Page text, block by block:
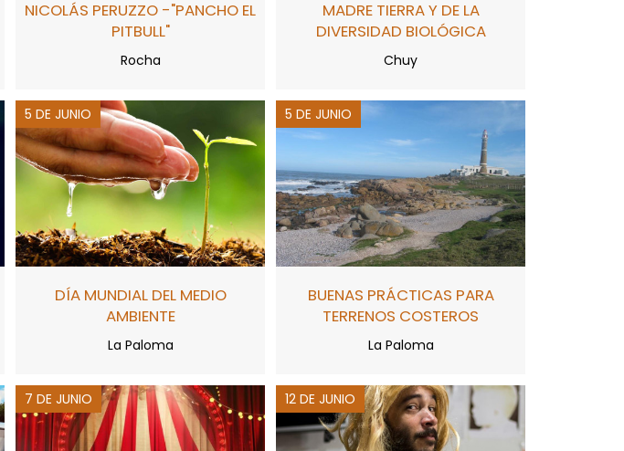
NICOLÁS PERUZZO -"PANCHO EL
PITBULL"
Rocha
MADRE TIERRA Y DE LA
DIVERSIDAD BIOLÓGICA
Chuy
5 DE JUNIO
DÍA MUNDIAL DEL MEDIO
AMBIENTE
La Paloma
5 DE JUNIO
BUENAS PRÁCTICAS PARA
TERRENOS COSTEROS
La Paloma
7 DE JUNIO 12 DE JUNIO